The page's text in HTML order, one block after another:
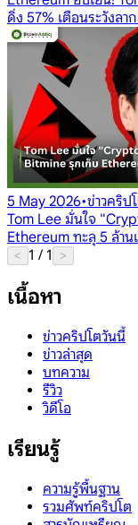
ดิ่ง 57% เตือนระวังลา
5 May 2026•ข่าวคริป
Tom Lee มั่นใจ
Ethereum ทะลุ 5 ล้า
< 1 / 1 >
เนื้อหา
ข่าวคริปโตวันนี้
ข่าวล่าสุด
บทความ
รีวิว
วิดีโอ
เรียนรู้
ความรู้พื้นฐาน
รวมศัพท์คริปโต